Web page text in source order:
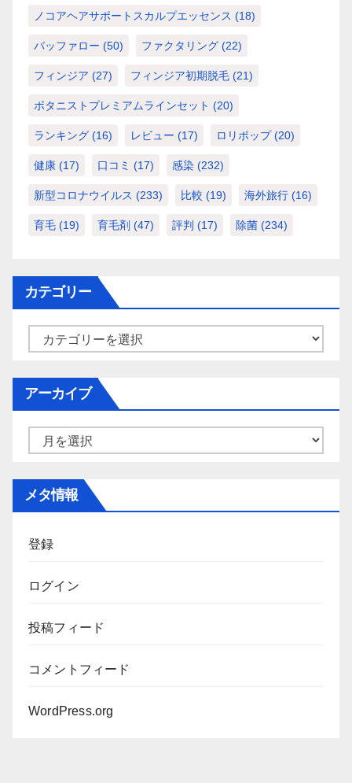
ノコアヘアサポートスカルプエッセンス (18)
バッファロー (50) ファクタリング (22)
フィンジア (27) フィンジア初期脱毛 (21)
ボタニストプレミアムラインセット (20)
ランキング (16) レビュー (17) ロリポップ(20)
健康 (17) 口コミ (17) 感染 (232)
新型コロナウイルス (233) 比較 (19) 海外旅行 (16)
育毛 (19) 育毛剤 (47) 評判 (17) 除菌 (234)
カテゴリー
ー
アーカイブ
メタ情報
登録
ログイン
投稿フィード
コメントフィード
WordPress.org